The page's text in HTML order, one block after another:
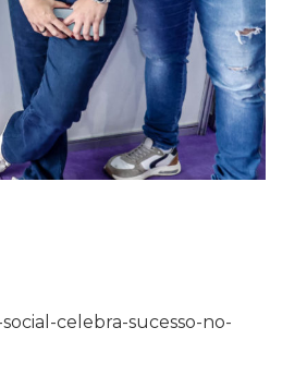
celebra-sucesso-no-